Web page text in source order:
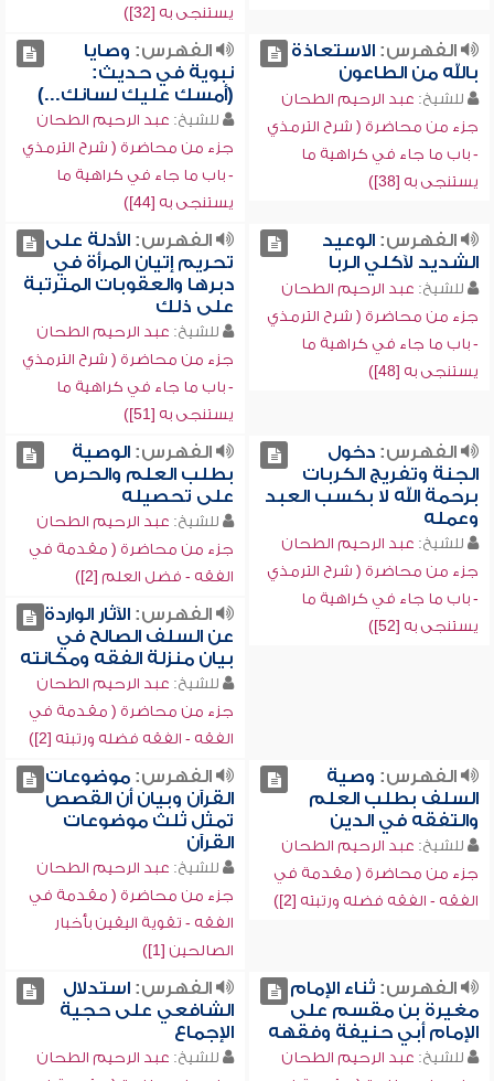
يستنجى به [32])
الفهرس:الاستعاذة
بالله من الطاعون
للشيخ: عبد الرحيم الطحان
جزء من محاضرة ( شرح الترمذي
- باب ما جاء في كراهية ما
يستنجى به [38])
الفهرس: وصايا
نبوية في حديث:
(أمسك عليك لسانك...)
للشيخ: عبد الرحيم الطحان
جزء من محاضرة ( شرح الترمذي
- باب ما جاء في كراهية ما
يستنجى به [44])
الفهرس:الوعيد
الشديد لآكلي الربا
للشيخ: عبد الرحيم الطحان
جزء من محاضرة ( شرح الترمذي
- باب ما جاء في كراهية ما
يستنجى به [48])
الفهرس:الأدلة على
تحريم إتيان المرأة في
دبرها والعقوبات المترتبة
على ذلك
للشيخ: عبد الرحيم الطحان
جزء من محاضرة ( شرح الترمذي
- باب ما جاء في كراهية ما
يستنجى به [51])
الفهرس:دخول
الجنة وتفريج الكربات
برحمة الله لا بكسب العبد
وعمله
للشيخ: عبد الرحيم الطحان
جزء من محاضرة ( شرح الترمذي
- باب ما جاء في كراهية ما
يستنجى به [52])
الفهرس:الوصية
بطلب العلم والحرص
على تحصيله
للشيخ: عبد الرحيم الطحان
جزء من محاضرة ( مقدمة في
الفقه - فضل العلم [2])
الفهرس:الآثار الواردة
عن السلف الصالح في
بيان منزلة الفقه ومكانته
للشيخ: عبد الرحيم الطحان
جزء من محاضرة ( مقدمة في
الفقه - الفقه فضله ورتبته [2])
الفهرس: وصية
السلف بطلب العلم
والتفقه في الدين
للشيخ: عبد الرحيم الطحان
جزء من محاضرة ( مقدمة في
الفقه - الفقه فضله ورتبته [2])
الفهرس:موضوعات
القرآن وبيان أن القصص
تمثل ثلث موضوعات
القرآن
للشيخ: عبد الرحيم الطحان
جزء من محاضرة ( مقدمة في
الفقه - تقوية اليقين بأخبار
الصالحين [1])
الفهرس:ثناء الإمام
مغيرة بن مقسم على
الإمام أبي حنيفة وفقهه
للشيخ: عبد الرحيم الطحان
الفهرس:استدلال
الشافعي على حجية
الإجماع
للشيخ: عبد الرحيم الطحان